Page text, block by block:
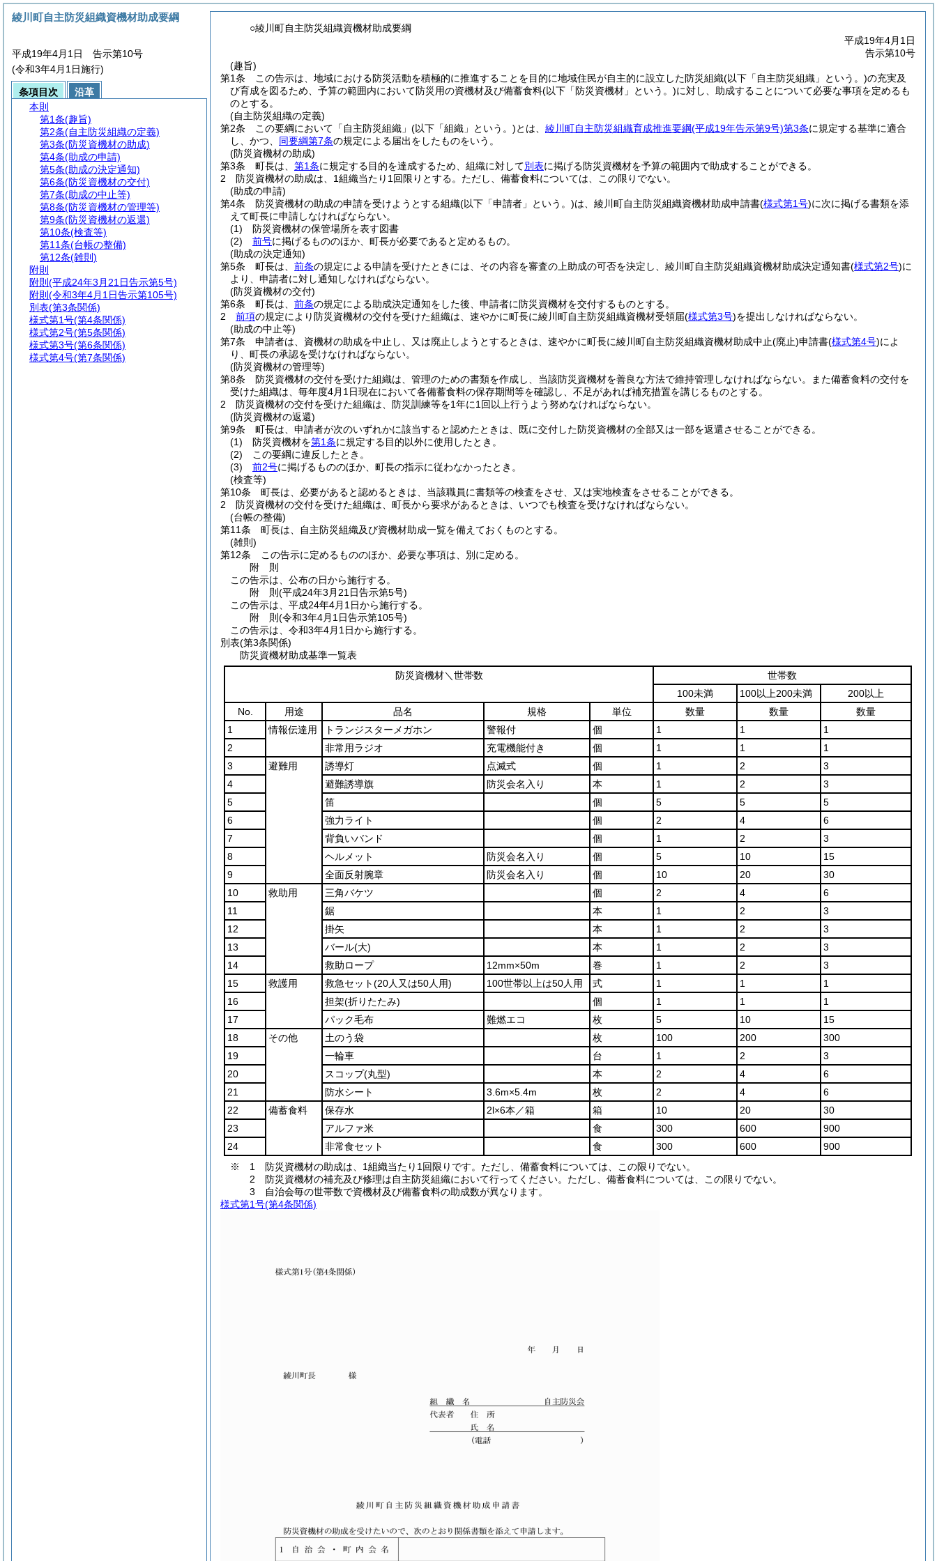
○綾川町自主防災組織資機材助成要綱
平成19年4月1日
告示第10号
(趣旨)
第1条
この告示は、地域における防災活動を積極的に推進することを目的に地域住民が自主的に設立した防災組織(以下「自主防災組織」という。)の充実及
び育成を図るため、予算の範囲内において防災用の資機材及び備蓄食料(以下「防災資機材」という。)に対し、助成することについて必要な事項を定めるも
のとする。
(自主防災組織の定義)
第2条
この要綱において「自主防災組織」 (以下「組織」という。)とは、 綾川町自主防災組織育成推進要綱(平成19年告示第9号)第3条に規定する基準に適合
し、かつ、 同要綱第7条の規定による届出をしたものをいう。
(防災資機材の助成)
第3条
町長は、 第1条に規定する目的を達成するため、組織に対して別表に掲げる防災資機材を予算の範囲内で助成することができる。
2
防災資機材の助成は、1組織当たり1回限りとする。 ただし、備蓄食料については、この限りでない。
(助成の申請)
第4条
防災資機材の助成の申請を受けようとする組織(以下「申請者」という。)は、綾川町自主防災組織資機材助成申請書(様式第1号)に次に掲げる書類を添
えて町長に申請しなければならない。
(1)
防災資機材の保管場所を表す図書
(2)
前号に掲げるもののほか、町長が必要であると定めるもの。
(助成の決定通知)
第5条
町長は、 前条の規定による申請を受けたときには、その内容を審査の上助成の可否を決定し、綾川町自主防災組織資機材助成決定通知書(様式第2号)に
より、申請者に対し通知しなければならない。
(防災資機材の交付)
第6条
町長は、 前条の規定による助成決定通知をした後、申請者に防災資機材を交付するものとする。
2
前項の規定により防災資機材の交付を受けた組織は、速やかに町長に綾川町自主防災組織資機材受領届(様式第3号)を提出しなければならない。
(助成の中止等)
第7条
申請者は、資機材の助成を中止し、又は廃止しようとするときは、速やかに町長に綾川町自主防災組織資機材助成中止(廃止)申請書(様式第4号)によ
り、町長の承認を受けなければならない。
(防災資機材の管理等)
第8条
防災資機材の交付を受けた組織は、管理のための書類を作成し、当該防災資機材を善良な方法で維持管理しなければならない。
また備蓄食料の交付を
受けた組織は、毎年度4月1日現在において各備蓄食料の保存期間等を確認し、不足があれば補充措置を講じるものとする。
2
防災資機材の交付を受けた組織は、防災訓練等を1年に1回以上行うよう努めなければならない。
(防災資機材の返還)
第9条
町長は、申請者が次のいずれかに該当すると認めたときは、既に交付した防災資機材の全部又は一部を返還させることができる。
(1)
防災資機材を第1条に規定する目的以外に使用したとき。
(2)
この要綱に違反したとき。
(3)
前2号に掲げるもののほか、町長の指示に従わなかったとき。
(検査等)
第10条
町長は、必要があると認めるときは、当該職員に書類等の検査をさせ、又は実地検査をさせることができる。
2
防災資機材の交付を受けた組織は、町長から要求があるときは、いつでも検査を受けなければならない。
(台帳の整備)
第11条
町長は、自主防災組織及び資機材助成一覧を備えておくものとする。
(雑則)
第12条
この告示に定めるもののほか、必要な事項は、別に定める。
附 則
この告示は、公布の日から施行する。
附 則(平成24年3月21日告示第5号)
この告示は、平成24年4月1日から施行する。
附 則(令和3年4月1日告示第105号)
この告示は、令和3年4月1日から施行する。
別表(第3条関係)
防災資機材助成基準一覧表
防災資機材＼世帯数
世帯数
100未満
100以上200未満
200以上
No.
用途 品名 規格 単位 数量 数量
数量
1
情報伝達用 トランジスターメガホン 警報付 個 1 1
1
2
非常用ラジオ 充電機能付き 個 1 1
1
3
避難用 誘導灯 点滅式 個 1 2
3
4
避難誘導旗 防災会名入り 本 1 2
3
5
笛 個 5 5
5
6
強力ライト 個 2 4
6
7
背負いバンド 個 1 2
3
8
ヘルメット 防災会名入り 個 5 10
15
9
全面反射腕章 防災会名入り 個 10 20
30
10
救助用 三角バケツ 個 2 4
6
11
鋸 本 1 2
3
12
掛矢 本 1 2
3
13
バール(大) 本 1 2
3
14
救助ロープ 12mm×50m 巻 1 2
3
15
救護用 救急セット(20人又は50人用) 100世帯以上は50人用 式 1 1
1
16
担架(折りたたみ) 個 1 1
1
17
パック毛布 難燃エコ 枚 5 10
15
18
その他 土のう袋 枚 100 200
300
19
一輪車 台 1 2
3
20
スコップ(丸型) 本 2 4
6
21
防水シート 3.6m×5.4m 枚 2 4
6
22
備蓄食料 保存水 2l×6本／箱 箱 10 20
30
23
アルファ米 食 300 600
900
24
非常食セット 食 300 600
900
※ 1 防災資機材の助成は、1組織当たり1回限りです。ただし、備蓄食料については、この限りでない。
2 防災資機材の補充及び修理は自主防災組織において行ってください。ただし、備蓄食料については、この限りでない。
3 自治会毎の世帯数で資機材及び備蓄食料の助成数が異なります。
様式第1号(第4条関係)
綾川町自主防災組織資機材助成要綱
平成19年4月1日 告示第10号
(令和3年4月1日施行)
条項目次
沿革
本則
第1条(趣旨)
第2条(自主防災組織の定義)
第3条(防災資機材の助成)
第4条(助成の申請)
第5条(助成の決定通知)
第6条(防災資機材の交付)
第7条(助成の中止等)
第8条(防災資機材の管理等)
第9条(防災資機材の返還)
第10条(検査等)
第11条(台帳の整備)
第12条(雑則)
附則
附則 (平成24年3月21日告示第5号)
附則 (令和3年4月1日告示第105号)
別表(第3条関係)
様式第1号(第4条関係)
様式第2号(第5条関係)
様式第3号(第6条関係)
様式第4号(第7条関係)